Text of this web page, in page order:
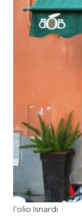
l’olio Isnardi